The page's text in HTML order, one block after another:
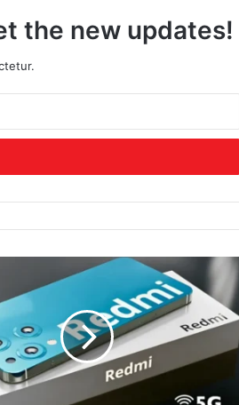
the new updates!